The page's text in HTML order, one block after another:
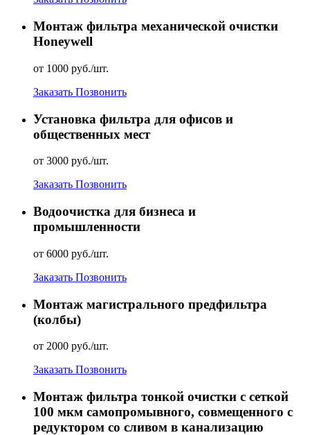
Монтаж фильтра механической очистки
Honeywell
от 1000 руб./шт.
Заказать Позвонить
Установка фильтра для офисов и
общественных мест
от 3000 руб./шт.
Заказать Позвонить
Водоочистка для бизнеса и
промышленности
от 6000 руб./шт.
Заказать Позвонить
Монтаж магистрального предфильтра
(колбы)
от 2000 руб./шт.
Заказать Позвонить
Монтаж фильтра тонкой очистки с сеткой
100 мкм самопромывного, совмещенного с
редуктором со сливом в канализацию